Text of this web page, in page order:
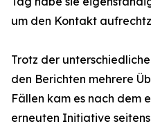
um den Kontakt
Trotz der
den Berichten mehrere
Fällen kam es nach dem
erneuten Initiative